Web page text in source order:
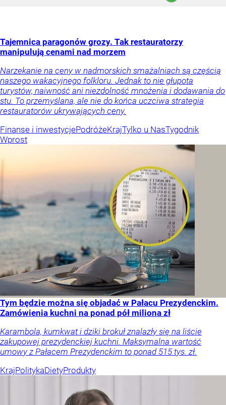
Tajemnica paragonów grozy. Tak restauratorzy
manipulują cenami nad morzem
Narzekanie na ceny w nadmorskich smażalniach są częścią
naszego wakacyjnego folkloru. Jednak to nie głupota
turystów, naiwność ani niezdolność mnożenia i dodawania do
stu. To przemyślana, ale nie do końca uczciwa strategia
restauratorów ukrywających ceny.
Finanse i inwestycjePodróżeKrajTylko u NasTygodnik
Wprost
Tym będzie można się objadać w Pałacu Prezydenckim.
Zamówienia kuchni na ponad pół miliona zł
Karambola, kumkwat i dziki brokuł znalazły się na liście
zakupowej prezydenckiej kuchni. Maksymalna wartość
umowy z Pałacem Prezydenckim to ponad 515 tys. zł.
KrajPolitykaDietyProdukty